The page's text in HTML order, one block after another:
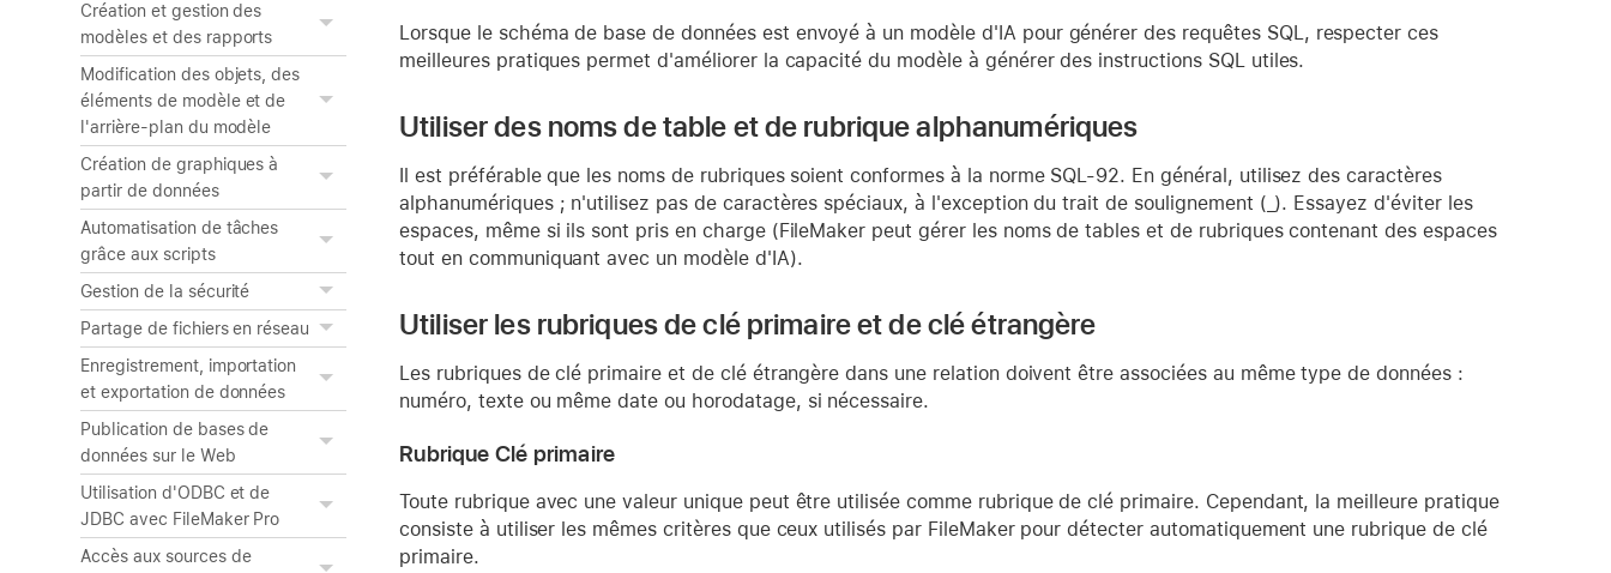
Création et gestion des
modèles et des rapports
Modification des objets, des
éléments de modèle et de
l'arrière-plan du modèle
Création de graphiques à
partir de données
Automatisation de tâches
grâce aux scripts
Gestion de la sécurité
Partage de fichiers en réseau
Enregistrement, importation
et exportation de données
Publication de bases de
données sur le Web
Utilisation d'ODBC et de
JDBC avec FileMaker Pro
Accès aux sources de
Lorsque le schéma de base de données est envoyé à un modèle d'IA pour générer des requêtes SQL, respecter ces
meilleures pratiques permet d'améliorer la capacité du modèle à générer des instructions SQL utiles.
Utiliser des noms de table et de rubrique alphanumériques
Il est préférable que les noms de rubriques soient conformes à la norme SQL-92. En général, utilisez des caractères
alphanumériques ; n'utilisez pas de caractères spéciaux, à l'exception du trait de soulignement (_). Essayez d'éviter les
espaces, même si ils sont pris en charge (FileMaker peut gérer les noms de tables et de rubriques contenant des espaces
tout en communiquant avec un modèle d'IA).
Utiliser les rubriques de clé primaire et de clé étrangère
Les rubriques de clé primaire et de clé étrangère dans une relation doivent être associées au même type de données :
numéro, texte ou même date ou horodatage, si nécessaire.
Rubrique Clé primaire
Toute rubrique avec une valeur unique peut être utilisée comme rubrique de clé primaire. Cependant, la meilleure pratique
consiste à utiliser les mêmes critères que ceux utilisés par FileMaker pour détecter automatiquement une rubrique de clé
primaire.